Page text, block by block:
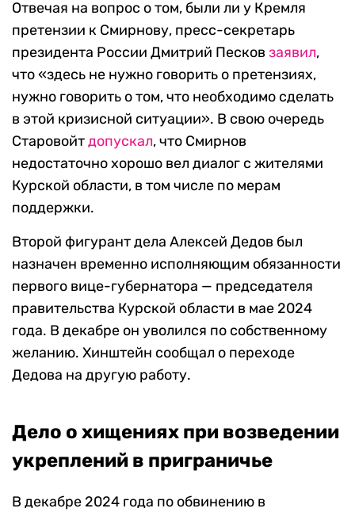
Отвечая на вопрос о том, были ли у Кремля
претензии к Смирнову, пресс-секретарь
президента России Дмитрий Песков заявил,
что «здесь не нужно говорить о претензиях,
нужно говорить о том, что необходимо сделать
в этой кризисной ситуации». В свою очередь
Старовойтдопускал, что Смирнов
недостаточно хорошо вел диалог с жителями
Курской области, в том числе по мерам
поддержки.
Второй фигурант дела Алексей Дедов был
назначен временно исполняющим обязанности
первого вице-губернатора — председателя
правительства Курской области в мае 2024
года. В декабре он уволился по собственному
желанию. Хинштейн сообщал о переходе
Дедова на другую работу.
Дело о хищениях при возведении
укреплений в приграничье
В декабре 2024 года по обвинению в